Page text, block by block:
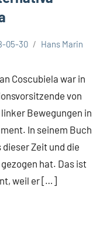
05-30 Hans Marin
Coscubiela war in
von
Bewegungen in
In seinem Buch
Zeit und die
hat. Das ist
weil er […]